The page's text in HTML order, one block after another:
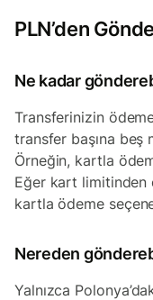
PLN’den
Ne kadar
Transferinizin
transfer başına beş
Örneğin, kartla
Eğer kart limitinden
kartla ödeme
Nereden
Yalnızca